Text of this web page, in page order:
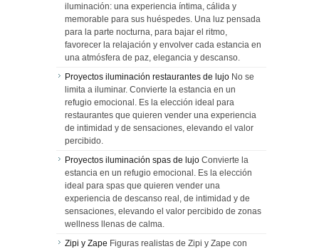
iluminación: una experiencia íntima, cálida y
memorable para sus huéspedes. Una luz pensada
para la parte nocturna, para bajar el ritmo,
favorecer la relajación y envolver cada estancia en
una atmósfera de paz, elegancia y descanso.
Proyectos iluminación restaurantes de lujo No se
limita a iluminar. Convierte la estancia en un
refugio emocional. Es la elección ideal para
restaurantes que quieren vender una experiencia
de intimidad y de sensaciones, elevando el valor
percibido.
Proyectos iluminación spas de lujo Convierte la
estancia en un refugio emocional. Es la elección
ideal para spas que quieren vender una
experiencia de descanso real, de intimidad y de
sensaciones, elevando el valor percibido de zonas
wellness llenas de calma.
Zipi y Zape Figuras realistas de Zipi y Zape con